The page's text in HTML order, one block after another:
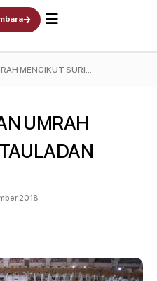
MENGIKUT SURI
UMRAH
2018